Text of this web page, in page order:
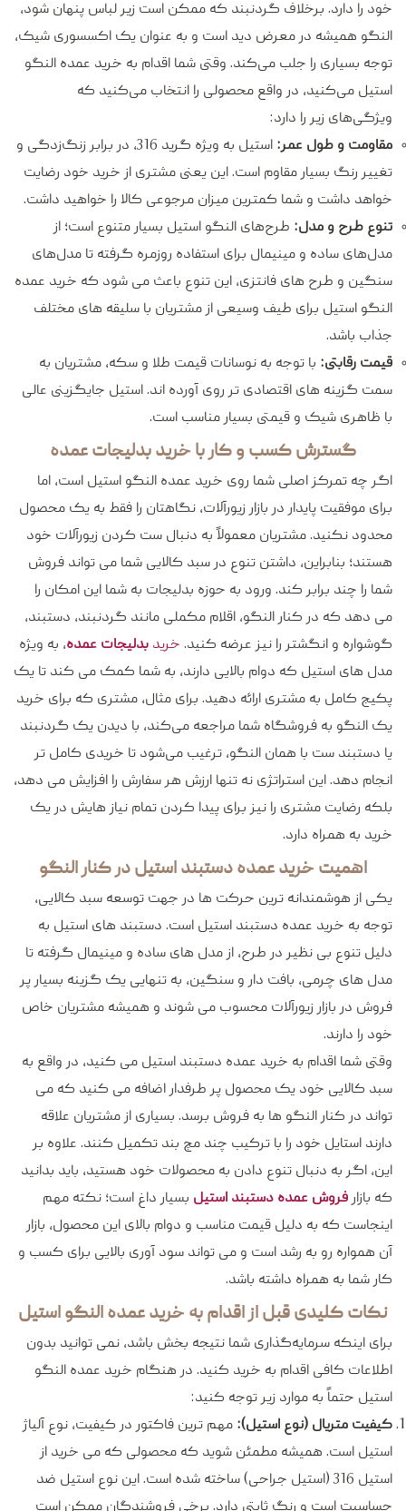
خود را دارد. برخلاف گردنبند که ممکن است زیر لباس پنهان شود،
النگو همیشه در معرض دید است و به عنوان یک اکسسوری شیک،
توجه بسیاری را جلب می‌کند. وقتی شما اقدام به خرید عمده النگو
استیل می‌کنید، در واقع محصولی را انتخاب می‌کنید که
ویژگی‌های زیر را دارد:
مقاومت و طول عمر:
استیل به ویژه گرید 316، در برابر زنگ‌زدگی و
تغییر رنگ بسیار مقاوم است. این یعنی مشتری از خرید خود رضایت
خواهد داشت و شما کمترین میزان مرجوعی کالا را خواهید داشت.
تنوع طرح و مدل: طرح‌های النگو استیل بسیار متنوع است؛ از
مدل‌های ساده و مینیمال برای استفاده روزمره گرفته تا مدل‌های
سنگین و طرح‌ های فانتزی، این تنوع باعث می‌ شود که خرید عمده
النگو استیل برای طیف وسیعی از مشتریان با سلیقه‌ های مختلف
جذاب باشد.
قیمت رقابتی: با توجه به نوسانات قیمت طلا و سکه، مشتریان به
سمت گزینه‌ های اقتصادی‌ تر روی آورده‌ اند. استیل جایگزینی عالی
با ظاهری شیک و قیمتی بسیار مناسب است.
گسترش کسب‌ و کار با خرید بدلیجات عمده
اگر چه تمرکز اصلی شما روی خرید عمده النگو استیل است، اما
برای موفقیت پایدار در بازار زیورآلات، نگاهتان را فقط به یک محصول
محدود نکنید. مشتریان معمولاً به دنبال ست کردن زیورآلات خود
هستند؛ بنابراین، داشتن تنوع در سبد کالایی شما می‌ تواند فروش
شما را چند برابر کند. ورود به حوزه بدلیجات به شما این امکان را
می‌ دهد که در کنار النگو، اقلام مکملی مانند گردنبند، دستبند،
گوشواره و انگشتر را نیز عرضه کنید. خرید بدلیجات عمده، به ویژه
مدل‌ های استیل که دوام بالایی دارند، به شما کمک می‌ کند تا یک
پکیج کامل به مشتری ارائه دهید. برای مثال، مشتری که برای خرید
یک النگو به فروشگاه شما مراجعه می‌کند، با دیدن یک گردنبند
یا دستبند ست با همان النگو، ترغیب می‌شود تا خریدی کامل‌ تر
انجام دهد. این استراتژی نه تنها ارزش هر سفارش را افزایش می‌ دهد،
بلکه رضایت مشتری را نیز برای پیدا کردن تمام نیاز هایش در یک
خرید به همراه دارد.
اهمیت خرید عمده دستبند استیل در کنار النگو
یکی از هوشمندانه‌ ترین حرکت‌ ها در جهت توسعه سبد کالایی،
توجه به خرید عمده دستبند استیل است. دستبند های استیل به
دلیل تنوع بی‌ نظیر در طرح، از مدل‌ های ساده و مینیمال گرفته تا
مدل‌ های چرمی، بافت‌ دار و سنگین، به تنهایی یک گزینه بسیار پر
فروش در بازار زیورآلات محسوب می‌ شوند و همیشه مشتریان خاص
خود را دارند.
وقتی شما اقدام به خرید عمده دستبند استیل می‌ کنید، در واقع به
سبد کالایی خود یک محصول پر طرفدار اضافه می‌ کنید که می‌
تواند در کنار النگو ها به فروش برسد. بسیاری از مشتریان علاقه
دارند استایل خود را با ترکیب چند مچ‌ بند تکمیل کنند. علاوه بر
این، اگر به دنبال تنوع دادن به محصولات خود هستید، باید بدانید
که بازار فروش عمده دستبند استیل بسیار داغ است؛ نکته مهم
اینجاست که به دلیل قیمت مناسب و دوام بالای این محصول، بازار
آن همواره رو به رشد است و می‌ تواند سود آوری بالایی برای کسب‌ و
کار شما به همراه داشته باشد.
نکات کلیدی قبل از اقدام به خرید عمده النگو استیل
برای اینکه سرمایه‌گذاری شما نتیجه‌ بخش باشد، نمی‌ توانید بدون
اطلاعات کافی اقدام به خرید کنید. در هنگام خرید عمده النگو
استیل حتماً به موارد زیر توجه کنید:
کیفیت متریال (نوع استیل): مهم‌ ترین فاکتور در کیفیت، نوع آلیاژ
استیل است. همیشه مطمئن شوید که محصولی که می‌ خرید از
استیل 316 (استیل جراحی) ساخته شده است. این نوع استیل ضد
حساسیت است و رنگ ثابتی دارد. برخی فروشندگان ممکن است